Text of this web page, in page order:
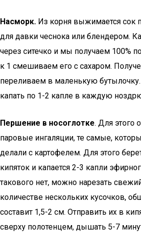
Насморк. Из корня выжимается сок
для давки чеснока или блендером.
через ситечко и мы получаем 100%
к 1 смешиваем его с сахаром.
переливаем в маленькую бутылочку.
капать по 1-2 капле в каждую
Першение в носоглотке. Для этого
паровые ингаляции, те самые,
делали с картофелем. Для этого
кипяток и капается 2-3 капли
такового нет, можно нарезать
количестве нескольких кусочков,
составит 1,5-2 см. Отправить их в
сверху полотенцем, дышать 5-7